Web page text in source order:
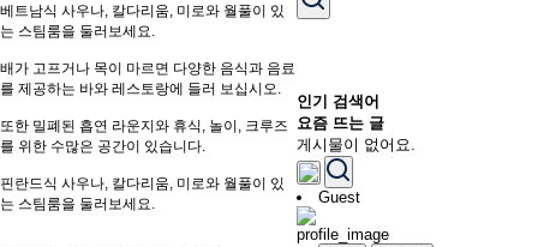
베트남식 사우나, 칼다리움, 미로와 월풀이 있
는 스팀룸을 둘러보세요.
배가 고프거나 목이 마르면 다양한 음식과 음료
를 제공하는 바와 레스토랑에 들러 보십시오.
또한 밀폐된 흡연 라운지와 휴식, 놀이, 크루즈
를 위한 수많은 공간이 있습니다.
핀란드식 사우나, 칼다리움, 미로와 월풀이 있
는 스팀룸을 둘러보세요.
인기 검색어
요즘 뜨는 글
게시물이 없어요.
Guest